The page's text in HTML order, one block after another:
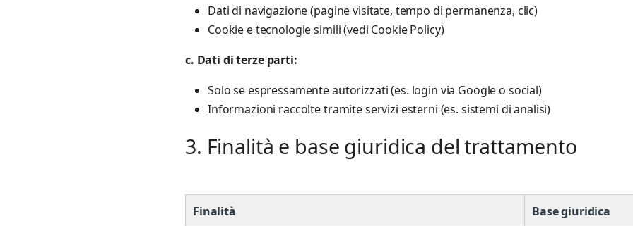
Dati di navigazione (pagine visitate, tempo di permanenza, clic)
Cookie e tecnologie simili (vedi Cookie Policy)
c. Dati di terze parti:
Solo se espressamente autorizzati (es. login via Google o social)
Informazioni raccolte tramite servizi esterni (es. sistemi di analisi)
3. Finalità e base giuridica del trattamento
Finalità Base giuridica